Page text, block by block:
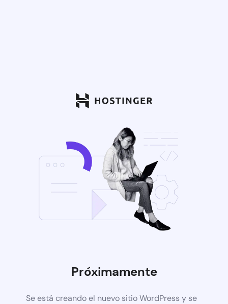
Próximamente
Se está creando el nuevo sitio WordPress y se